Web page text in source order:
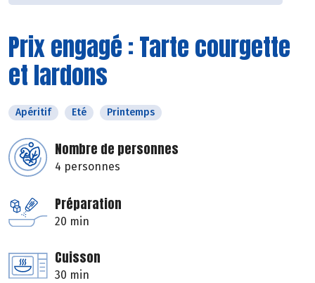
Prix engagé : Tarte courgette
et lardons
Apéritif Eté Printemps
Nombre de personnes
4 personnes
Préparation
20 min
Cuisson
30 min